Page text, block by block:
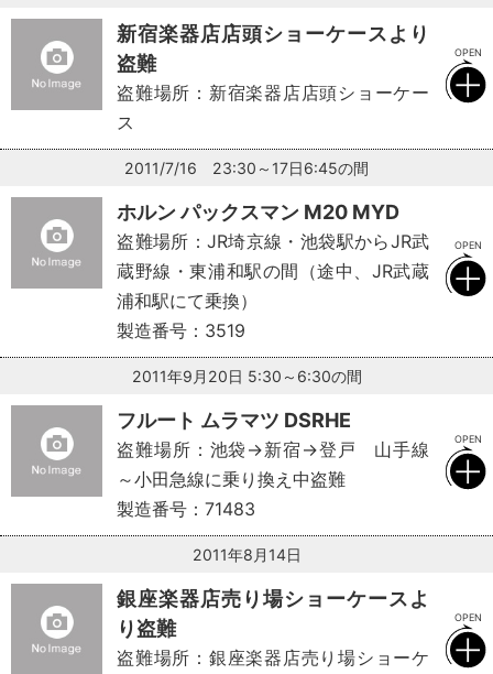
新宿楽器店店頭ショーケースより
盗難
盗難場所：新宿楽器店店頭ショーケー
ス
2011/7/16 23:30～17日6:45の間
ホルン パックスマン M20 MYD
盗難場所：JR埼京線・池袋駅からJR武
蔵野線・東浦和駅の間（途中、JR武蔵
浦和駅にて乗換）
製造番号：3519
2011年9月20日 5:30～6:30の間
フルート ムラマツ DSRHE
盗難場所：池袋→新宿→登戸 山手線
～小田急線に乗り換え中盗難
製造番号：71483
2011年8月14日
銀座楽器店売り場ショーケースよ
り盗難
盗難場所：銀座楽器店売り場ショーケ